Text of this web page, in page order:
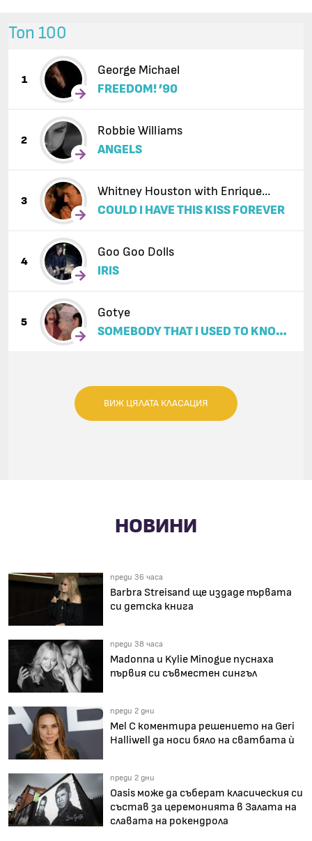
Топ 100
1
George Michael
FREEDOM! ’90
2
Robbie Williams
ANGELS
3
Whitney Houston with Enrique
Iglesias
COULD I HAVE THIS KISS FOREVER
4
Goo Goo Dolls
IRIS
5
Gotye
SOMEBODY THAT I USED TO KNOW
ВИЖ ЦЯЛАТА КЛАСАЦИЯ
НОВИНИ
преди 36 часа
Barbra Streisand ще издаде първата
си детска книга
преди 38 часа
Madonna и Kylie Minogue пуснаха
първия си съвместен сингъл
преди 2 дни
Mel C коментира решението на Geri
Halliwell да носи бяло на сватбата ѝ
преди 2 дни
Oasis може да съберат класическия си
състав за церемонията в Залата на
славата на рокендрола